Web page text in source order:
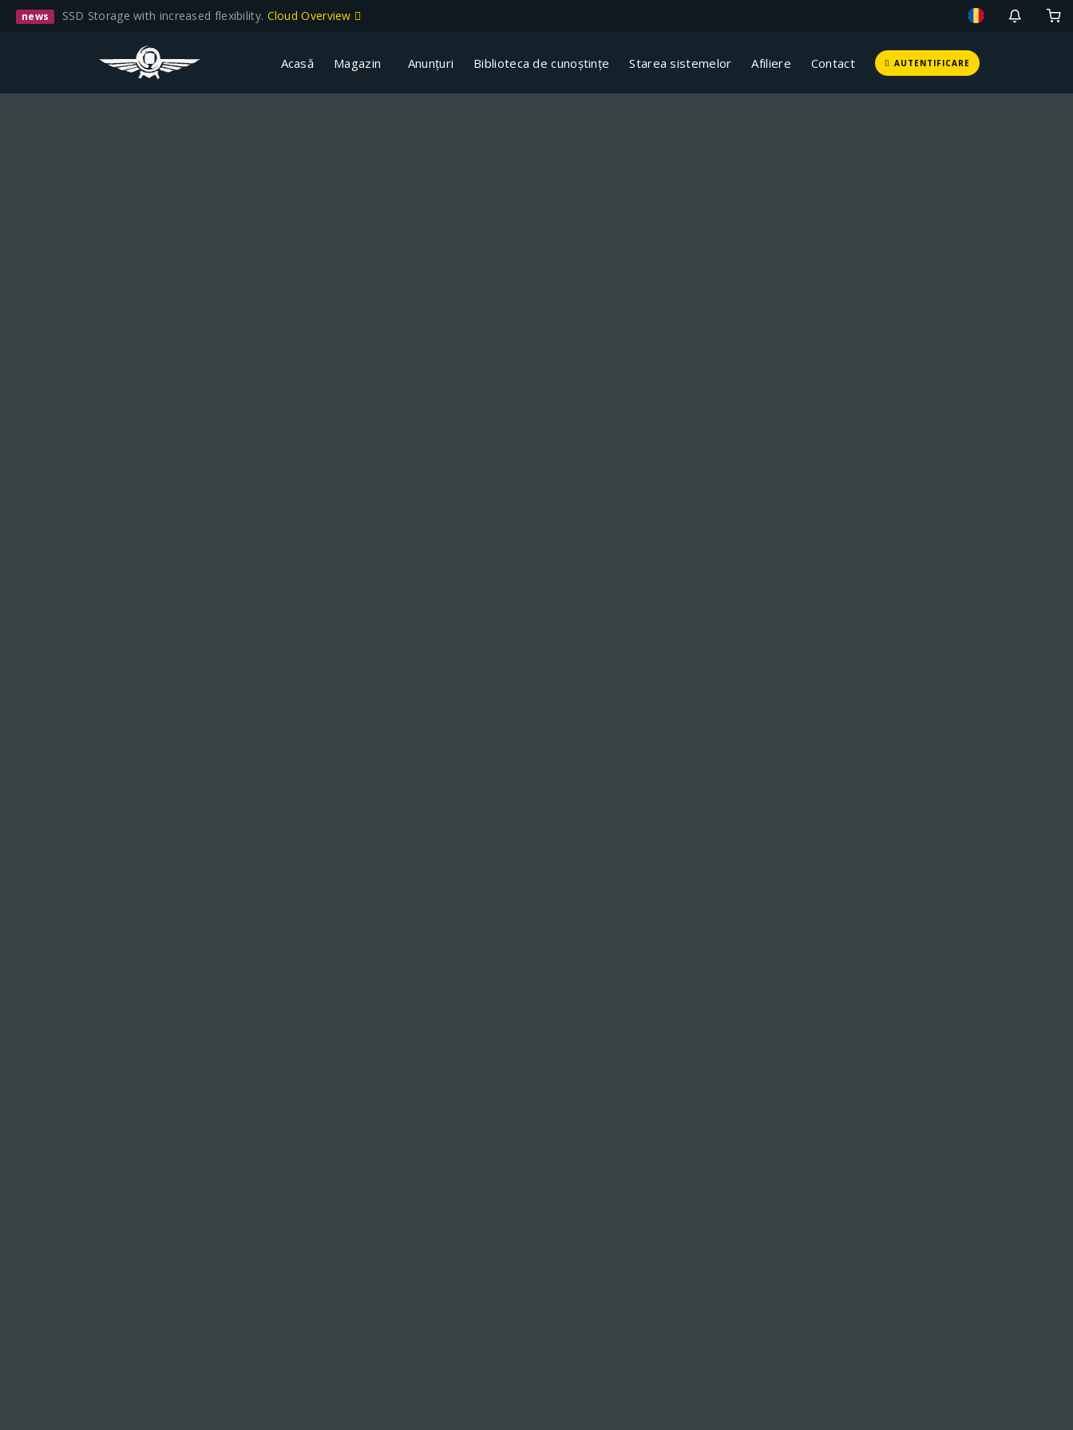
news SSD Storage with increased flexibility. Cloud Overview
Acasă Magazin Anunțuri Biblioteca de cunoștințe Starea sistemelor Afiliere Contact AUTENTIFICARE